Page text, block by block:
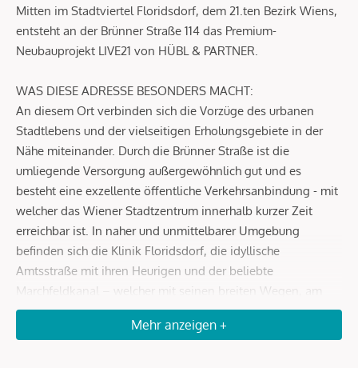
Mitten im Stadtviertel Floridsdorf, dem 21.ten Bezirk Wiens,
entsteht an der Brünner Straße 114 das Premium-
Neubauprojekt LIVE21 von HÜBL & PARTNER.
WAS DIESE ADRESSE BESONDERS MACHT:
An diesem Ort verbinden sich die Vorzüge des urbanen
Stadtlebens und der vielseitigen Erholungsgebiete in der
Nähe miteinander. Durch die Brünner Straße ist die
umliegende Versorgung außergewöhnlich gut und es
besteht eine exzellente öffentliche Verkehrsanbindung - mit
welcher das Wiener Stadtzentrum innerhalb kurzer Zeit
erreichbar ist. In naher und unmittelbarer Umgebung
befinden sich die Klinik Floridsdorf, die idyllische
Amtsstraße mit ihren Heurigen und der beliebte
Marchfeldkanal – welcher mit seinen breiten Wegen, am
Gerasdorfer Badeteich vorbei bis zum barocken Schloß Hof
führt. Das Erholungsgebiet Donauinsel & alte Donau mit
Mehr anzeigen +